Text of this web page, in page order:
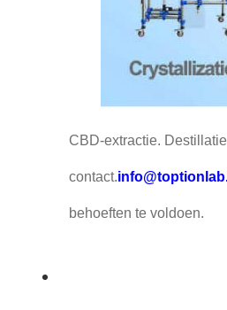
CBD-extractie.
contact.
behoeften te voldoen.